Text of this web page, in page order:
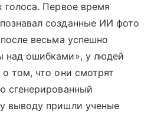
Первое время
созданные ИИ фото
весьма успешно
над ошибками», у людей
том, что они смотрят
сгенерированный
выводу пришли ученые